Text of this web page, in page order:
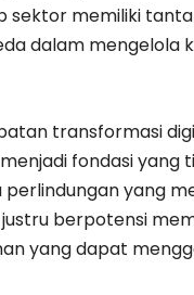
sektor memiliki
dalam mengelola
transformasi
fondasi yang
perlindungan yang
berpotensi
yang dapat